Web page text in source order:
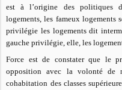
est à l’origine des politiques
logements, les fameux
privilégie les logements dit
gauche privilégie, elle, les
Force est de constater que le
opposition avec la volonté de
cohabitation des classes